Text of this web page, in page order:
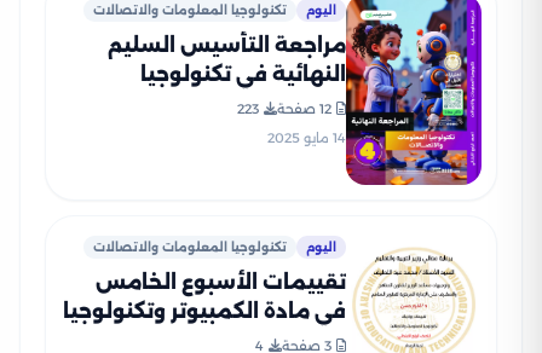
اليوم تكنولوجيا المعلومات والاتصالات
مراجعة التأسيس السليم
النهائية في تكنولوجيا
المعلومات والاتصالات لرابعة
12 صفحة
223
14 مايو 2025
اليوم تكنولوجيا المعلومات والاتصالات
تقييمات الأسبوع الخامس
في مادة الكمبيوتر وتكنولوجيا
المعلومات للصف الرابع
3 صفحة 4